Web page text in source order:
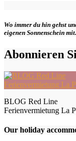
Wo immer du hin gehst
eigenen Sonnenschein mit.
Abonnieren
BLOG Red Line
Ferienvermietung La
Our holiday